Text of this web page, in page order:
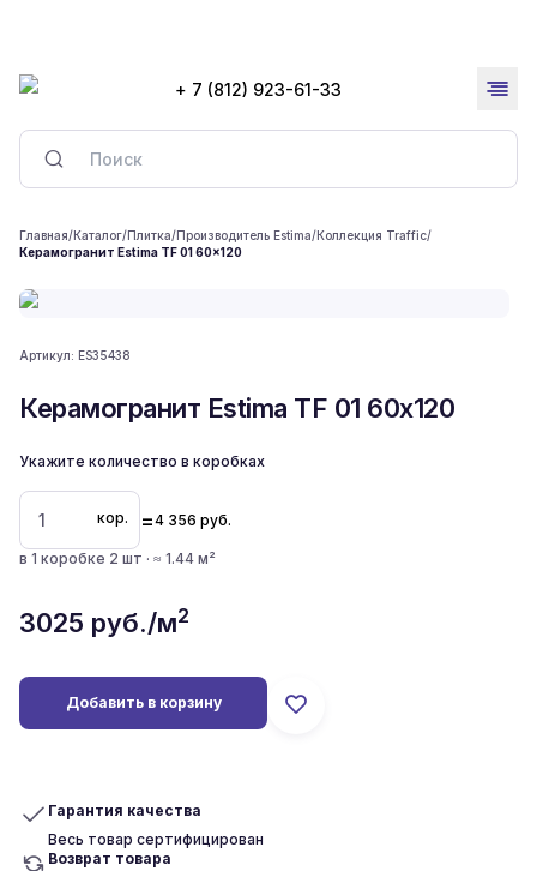
+ 7 (812) 923-61-33
Главная/Каталог/Плитка/Производитель Estima/Коллекция Traffic/
Керамогранит Estima TF 01 60x120
Артикул: ES35438
Керамогранит Estima TF 01 60x120
Укажите количество в коробках
кор. =4 356 руб.
в 1 коробке 2 шт · ≈ 1.44 м²
3025 руб./м2
Добавить в корзину
Гарантия качества
Весь товар сертифицирован
Возврат товара